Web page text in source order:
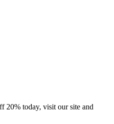
20% today, visit our site and